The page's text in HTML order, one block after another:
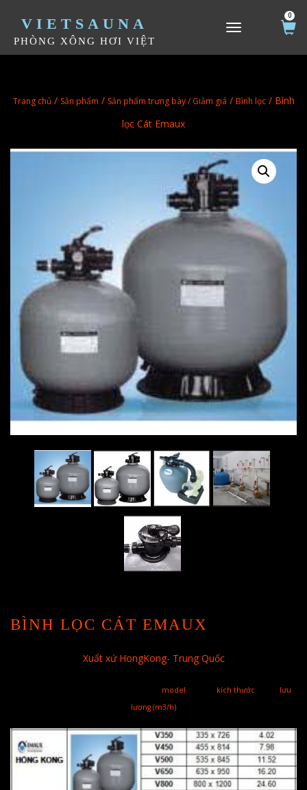
VIETSAUNA
PHÒNG XÔNG HƠI VIỆT
TOGGLE NAVIGATION
0
Trang chủ/ Sản phẩm / Sản phẩm trưng bày / Giảm giá / Bình lọc/ Bình
lọc Cát Emaux
BÌNH LỌC CÁT EMAUX
Xuất xứ HongKong- Trung Quốc
model kích thước lưu
lượng (m3/h)